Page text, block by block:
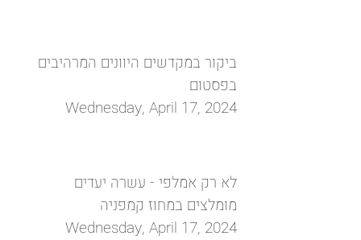
ביקור במקדשים היוונים המרהיבים
בפסטום
Wednesday, April 17, 2024
לא רק אמלפי - עשרה יעדים
מומלצים במחוז קמפניה
Wednesday, April 17, 2024